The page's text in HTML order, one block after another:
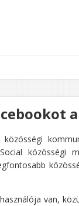
közösségi
van,